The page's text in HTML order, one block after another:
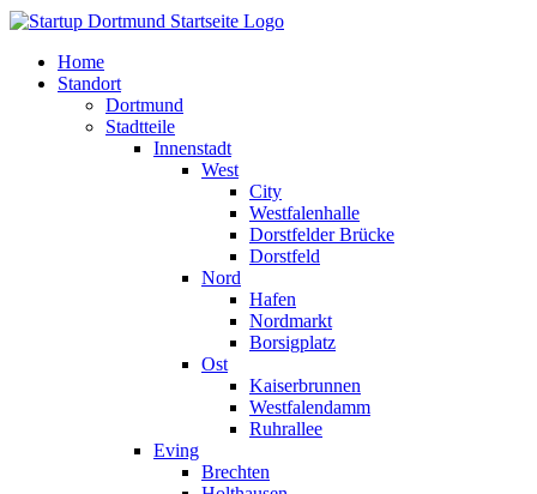
Home
Standort
Dortmund
Stadtteile
Innenstadt
West
City
Westfalenhalle
Dorstfelder Brücke
Dorstfeld
Nord
Hafen
Nordmarkt
Borsigplatz
Ost
Kaiserbrunnen
Westfalendamm
Ruhrallee
Eving
Brechten